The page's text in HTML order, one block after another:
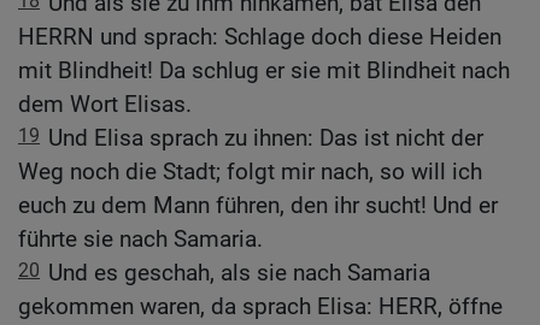
HERRN und sprach: Schlage doch diese Heiden
mit Blindheit! Da schlug er sie mit Blindheit nach
dem Wort Elisas.
19 Und Elisa sprach zu ihnen: Das ist nicht der
Weg noch die Stadt; folgt mir nach, so will ich
euch zu dem Mann führen, den ihr sucht! Und er
führte sie nach Samaria.
20 Und es geschah, als sie nach Samaria
gekommen waren, da sprach Elisa: HERR, öffne